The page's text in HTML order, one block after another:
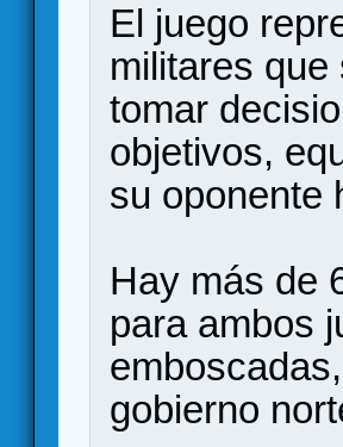
El juego
militares
tomar
objetivos,
su oponente
Hay más de
para ambos
gobierno